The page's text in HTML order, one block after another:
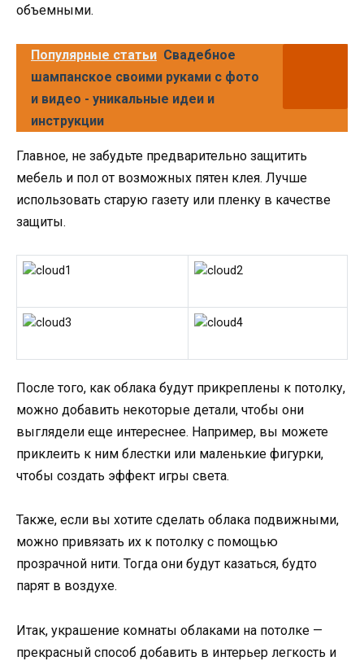
объемными.
Популярные статьи Свадебное
шампанское своими руками с фото
и видео - уникальные идеи и
инструкции
Главное, не забудьте предварительно защитить
мебель и пол от возможных пятен клея. Лучше
использовать старую газету или пленку в качестве
защиты.
После того, как облака будут прикреплены к потолку,
можно добавить некоторые детали, чтобы они
выглядели еще интереснее. Например, вы можете
приклеить к ним блестки или маленькие фигурки,
чтобы создать эффект игры света.
Также, если вы хотите сделать облака подвижными,
можно привязать их к потолку с помощью
прозрачной нити. Тогда они будут казаться, будто
парят в воздухе.
Итак, украшение комнаты облаками на потолке —
прекрасный способ добавить в интерьер легкость и